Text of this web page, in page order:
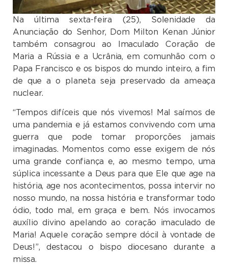
Na última sexta-feira (25), Solenidade da
Anunciação do Senhor, Dom Milton Kenan Júnior
também consagrou ao Imaculado Coração de
Maria a Rússia e a Ucrânia, em comunhão com o
Papa Francisco e os bispos do mundo inteiro, a fim
de que a o planeta seja preservado da ameaça
nuclear.
“Tempos difíceis que nós vivemos! Mal saímos de
uma pandemia e já estamos convivendo com uma
guerra que pode tomar proporções jamais
imaginadas. Momentos como esse exigem de nós
uma grande confiança e, ao mesmo tempo, uma
súplica incessante a Deus para que Ele que age na
história, age nos acontecimentos, possa intervir no
nosso mundo, na nossa história e transformar todo
ódio, todo mal, em graça e bem. Nós invocamos
auxílio divino apelando ao coração imaculado de
Maria! Aquele coração sempre dócil à vontade de
Deus!”, destacou o bispo diocesano durante a
missa.